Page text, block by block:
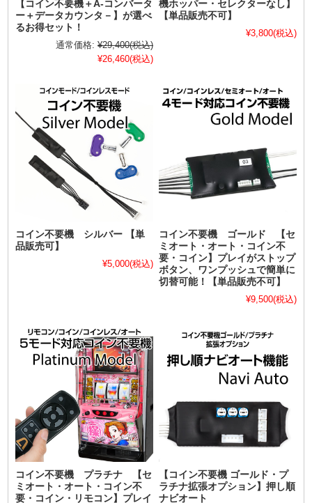
【コイン不要機＋A-コンバータ
ー＋データカウンタ－】が選べ
るお得セット！
通常価格: ¥29,400(税込)
¥26,460(税込)
機ホッパー・セレクターなし】
【単品販売不可】
¥3,800(税込)
コイン不要機 シルバー 【単
品販売可】
¥5,000(税込)
コイン不要機 ゴールド 【セ
ミオート・オート・コイン不
要・コイン】プレイがストップ
ボタン、ワンプッシュで簡単に
切替可能！【単品販売不可】
¥9,500(税込)
コイン不要機 プラチナ 【セ
ミオート・オート・コイン不
要・コイン・リモコン】プレイ
【コイン不要機 ゴールド・プ
ラチナ拡張オプション】押し順
ナビオート